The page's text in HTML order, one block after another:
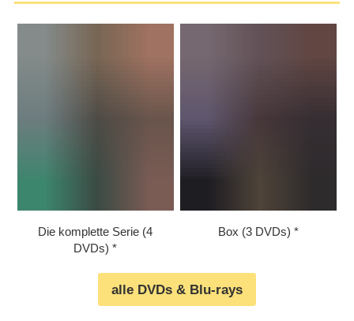
Die komplette Serie (4
DVDs)
Box (3 DVDs)
alle DVDs & Blu-rays